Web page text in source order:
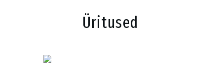
Üritused